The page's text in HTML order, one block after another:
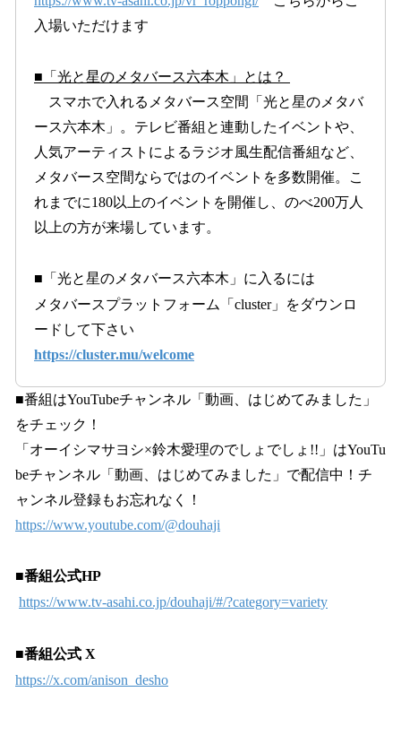
入場いただけます
■「光と星のメタバース六本木」とは？
スマホで入れるメタバース空間「光と星のメタバ
ース六本木」。テレビ番組と連動したイベントや、
人気アーティストによるラジオ風生配信番組など、
メタバース空間ならではのイベントを多数開催。こ
れまでに180以上のイベントを開催し、のべ200万人
以上の方が来場しています。
■「光と星のメタバース六本木」に入るには
メタバースプラットフォーム「cluster」をダウンロ
ードして下さい
https://cluster.mu/welcome
■番組はYouTubeチャンネル「動画、はじめてみました」
をチェック！
「オーイシマサヨシ×鈴木愛理のでしょでしょ!!」はYouTu
beチャンネル「動画、はじめてみました」で配信中！チ
ャンネル登録もお忘れなく！
https://www.youtube.com/@douhaji
■番組公式HP
https://www.tv-asahi.co.jp/douhaji/#/?category=variety
■番組公式 X
https://x.com/anison_desho